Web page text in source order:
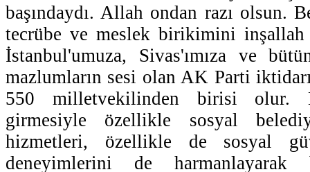
başındaydı. Allah ondan razı olsun.
tecrübe ve meslek birikimini inşallah
İstanbul'umuza, Sivas'ımıza ve
mazlumların sesi olan AK Parti
550 milletvekilinden birisi olur.
girmesiyle özellikle sosyal
hizmetleri, özellikle de sosyal
deneyimlerini de